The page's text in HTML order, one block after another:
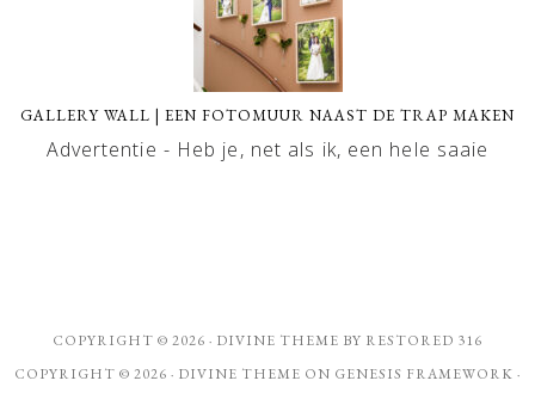
GALLERY WALL | EEN FOTOMUUR NAAST DE TRAP MAKEN
Advertentie - Heb je, net als ik, een hele saaie
COPYRIGHT © 2026 · DIVINE THEME BY RESTORED 316
COPYRIGHT © 2026 · DIVINE THEME ON GENESIS FRAMEWORK ·